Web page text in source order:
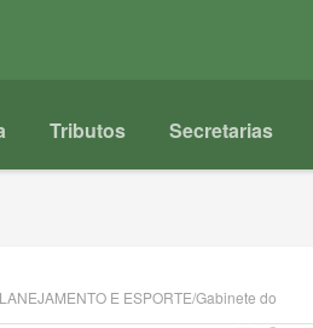
Tributos Secretarias
E ESPORTE/Gabinete do